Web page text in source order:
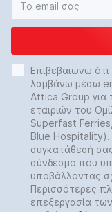
Επιβεβαιώνω
λαμβάνω μέσω
Attica Group για
εταιριών του
Superfast
Blue
συγκατάθεσή
σύνδεσμο που
υποβάλλοντας
Περισσότερες
επεξεργασία